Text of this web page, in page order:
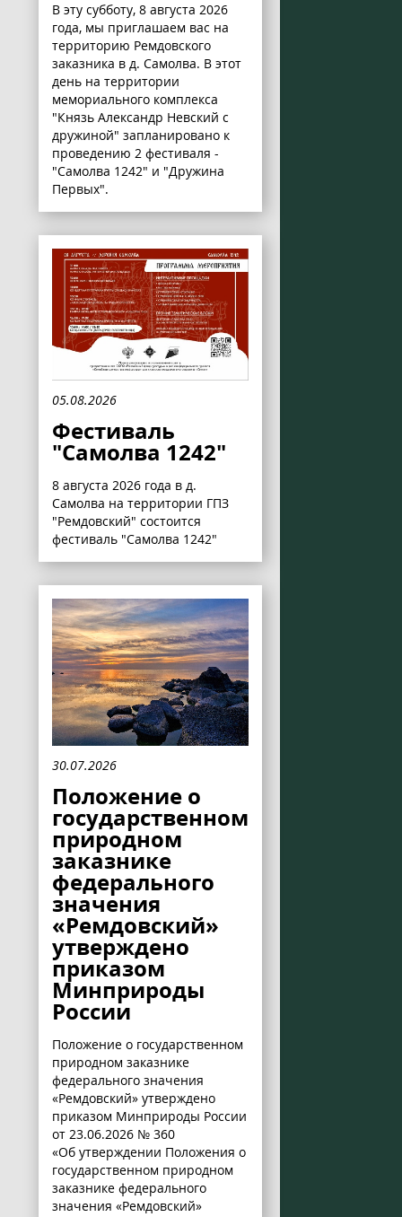
В эту субботу, 8 августа 2026
года, мы приглашаем вас на
территорию Ремдовского
заказника в д. Самолва. В этот
день на территории
мемориального комплекса
"Князь Александр Невский с
дружиной" запланировано к
проведению 2 фестиваля -
"Самолва 1242" и "Дружина
Первых".
05.08.2026
Фестиваль
"Самолва 1242"
8 августа 2026 года в д.
Самолва на территории ГПЗ
"Ремдовский" состоится
фестиваль "Самолва 1242"
30.07.2026
Положение о
государственном
природном
заказнике
федерального
значения
«Ремдовский»
утверждено
приказом
Минприроды
России
Положение о государственном
природном заказнике
федерального значения
«Ремдовский» утверждено
приказом Минприроды России
от 23.06.2026 № 360
«Об утверждении Положения о
государственном природном
заказнике федерального
значения «Ремдовский»